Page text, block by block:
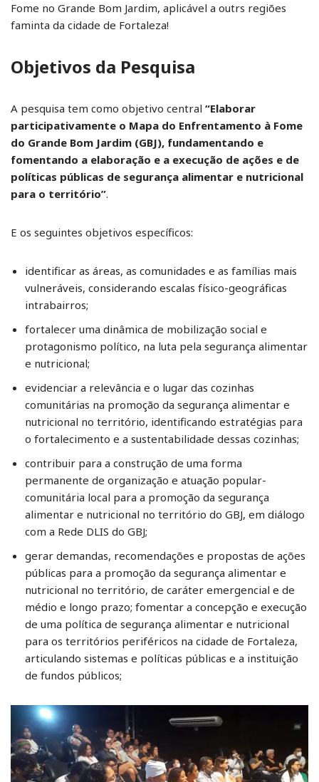
Fome no Grande Bom Jardim, aplicável a outrs regiões
faminta da cidade de Fortaleza!
Objetivos da Pesquisa
A pesquisa tem como objetivo central “Elaborar
participativamente o Mapa do Enfrentamento à Fome
do Grande Bom Jardim (GBJ), fundamentando e
fomentando a elaboração e a execução de ações e de
políticas públicas de segurança alimentar e nutricional
para o território”.
E os seguintes objetivos específicos:
identificar as áreas, as comunidades e as famílias mais
vulneráveis, considerando escalas físico-geográficas
intrabairros;
fortalecer uma dinâmica de mobilização social e
protagonismo político, na luta pela segurança alimentar
e nutricional;
evidenciar a relevância e o lugar das cozinhas
comunitárias na promoção da segurança alimentar e
nutricional no território, identificando estratégias para
o fortalecimento e a sustentabilidade dessas cozinhas;
contribuir para a construção de uma forma
permanente de organização e atuação popular-
comunitária local para a promoção da segurança
alimentar e nutricional no território do GBJ, em diálogo
com a Rede DLIS do GBJ;
gerar demandas, recomendações e propostas de ações
públicas para a promoção da segurança alimentar e
nutricional no território, de caráter emergencial e de
médio e longo prazo; fomentar a concepção e execução
de uma política de segurança alimentar e nutricional
para os territórios periféricos na cidade de Fortaleza,
articulando sistemas e políticas públicas e a instituição
de fundos públicos;